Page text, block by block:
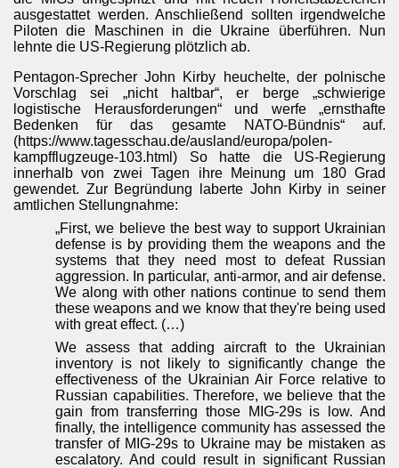
ausgestattet werden. Anschließend sollten irgendwelche
Piloten die Maschinen in die Ukraine überführen. Nun
lehnte die US-Regierung plötzlich ab.
Pentagon-Sprecher John Kirby heuchelte, der polnische
Vorschlag sei „nicht haltbar“, er berge „schwierige
logistische Herausforderungen“ und werfe „ernsthafte
Bedenken für das gesamte NATO-Bündnis“ auf.
(https://www.tagesschau.de/ausland/europa/polen-
kampfflugzeuge-103.html) So hatte die US-Regierung
innerhalb von zwei Tagen ihre Meinung um 180 Grad
gewendet. Zur Begründung laberte John Kirby in seiner
amtlichen Stellungnahme:
„First, we believe the best way to support Ukrainian
defense is by providing them the weapons and the
systems that they need most to defeat Russian
aggression. In particular, anti-armor, and air defense.
We along with other nations continue to send them
these weapons and we know that they're being used
with great effect. (…)
We assess that adding aircraft to the Ukrainian
inventory is not likely to significantly change the
effectiveness of the Ukrainian Air Force relative to
Russian capabilities. Therefore, we believe that the
gain from transferring those MIG-29s is low. And
finally, the intelligence community has assessed the
transfer of MIG-29s to Ukraine may be mistaken as
escalatory. And could result in significant Russian